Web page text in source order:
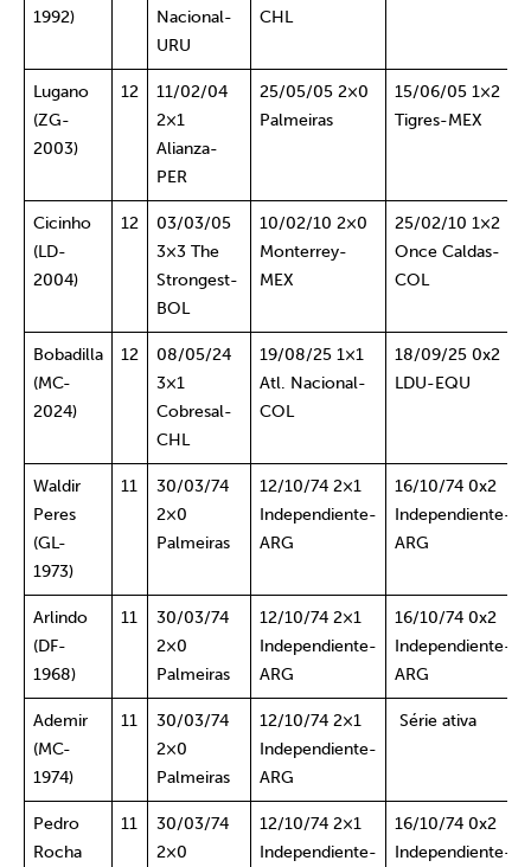
1992)
Nacional-
URU
CHL
Lugano
(ZG-
2003)
12
11/02/04
2×1
Alianza-
PER
25/05/05 2×0
Palmeiras
15/06/05 1×2
Tigres-MEX
Cicinho
(LD-
2004)
12
03/03/05
3×3 The
Strongest-
BOL
10/02/10 2×0
Monterrey-
MEX
25/02/10 1×2
Once Caldas-
COL
Bobadilla
(MC-
2024)
12
08/05/24
3×1
Cobresal-
CHL
19/08/25 1×1
Atl. Nacional-
COL
18/09/25 0x2
LDU-EQU
Waldir
Peres
(GL-
1973)
11
30/03/74
2×0
Palmeiras
12/10/74 2×1
Independiente-
ARG
16/10/74 0x2
Independiente-
ARG
Arlindo
(DF-
1968)
11
30/03/74
2×0
Palmeiras
12/10/74 2×1
Independiente-
ARG
16/10/74 0x2
Independiente-
ARG
Ademir
(MC-
1974)
11
30/03/74
2×0
Palmeiras
12/10/74 2×1
Independiente-
ARG
Série ativa
Pedro
Rocha
11
30/03/74
2×0
12/10/74 2×1
Independiente-
16/10/74 0x2
Independiente-